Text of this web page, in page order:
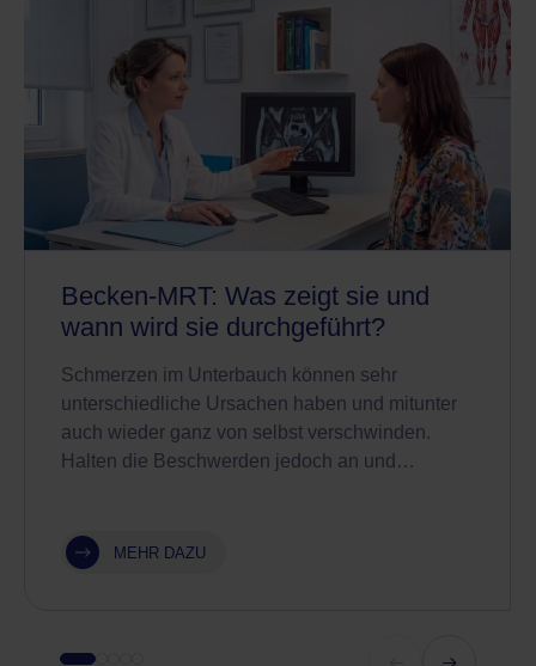
Becken-MRT: Was zeigt sie und
wann wird sie durchgeführt?
Schmerzen im Unterbauch können sehr
unterschiedliche Ursachen haben und mitunter
auch wieder ganz von selbst verschwinden.
Halten die Beschwerden jedoch an und…
MEHR DAZU